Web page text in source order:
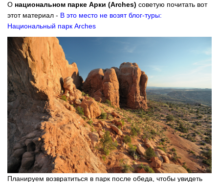
О национальном парке Арки (Arches) советую почитать вот
этот материал - В это место не возят блог-туры:
Национальный парк Arches
Планируем возвратиться в парк после обеда, чтобы увидеть